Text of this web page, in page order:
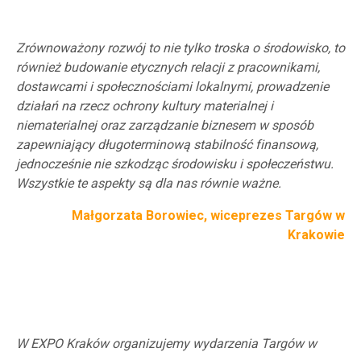
Zrównoważony rozwój to nie tylko troska o środowisko, to
również budowanie etycznych relacji z pracownikami,
dostawcami i społecznościami lokalnymi, prowadzenie
działań na rzecz ochrony kultury materialnej i
niematerialnej oraz zarządzanie biznesem w sposób
zapewniający długoterminową stabilność finansową,
jednocześnie nie szkodząc środowisku i społeczeństwu.
Wszystkie te aspekty są dla nas równie ważne.
Małgorzata Borowiec, wiceprezes Targów w
Krakowie
W EXPO Kraków organizujemy wydarzenia Targów w